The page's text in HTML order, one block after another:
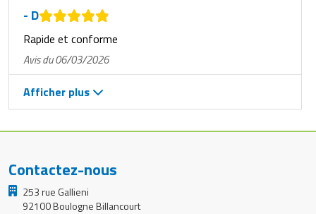
- D
Rapide et conforme
Avis du 06/03/2026
Afficher plus
Contactez-nous
253 rue Gallieni
92100 Boulogne Billancourt